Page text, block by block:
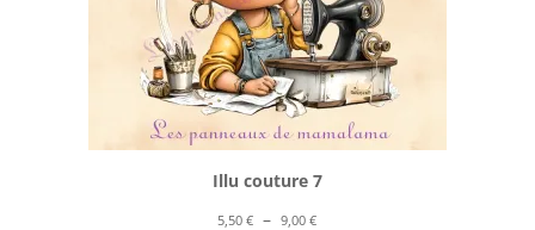
Illu couture 7
5,50€ – 9,00€Plage